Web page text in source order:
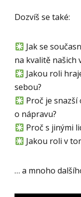
Dozvíš se také:
Jak se
na kvalitě našich
Jakou roli
sebou?
Proč je
o nápravu?
Proč s jinými
Jakou roli v
… a mnoho